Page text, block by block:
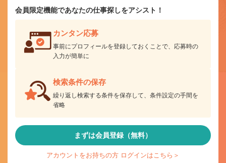
会員限定機能であなたの仕事探しをアシスト！
カンタン応募
事前にプロフィールを登録しておくことで、応募時の
入力が簡単に
検索条件の保存
繰り返し検索する条件を保存して、条件設定の手間を
省略
まずは会員登録（無料）
アカウントをお持ちの方 ログインはこちら＞